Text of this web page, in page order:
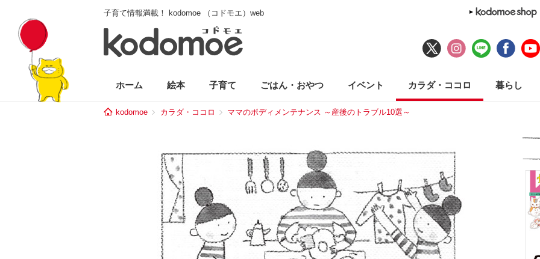
子育て情報満載！ kodomoe （コドモエ）web
ホーム 絵本 子育て ごはん・おやつ イベント カラダ・ココロ 暮らし
kodomoe カラダ・ココロ ママのボディメンテナンス ～産後のトラブル10選～